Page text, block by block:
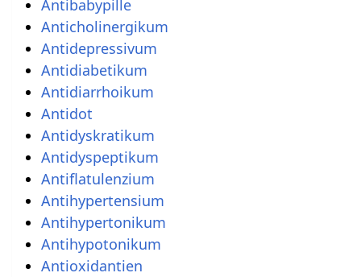
Antibabypille
Anticholinergikum
Antidepressivum
Antidiabetikum
Antidiarrhoikum
Antidot
Antidyskratikum
Antidyspeptikum
Antiflatulenzium
Antihypertensium
Antihypertonikum
Antihypotonikum
Antioxidantien